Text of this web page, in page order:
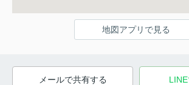
地図アプリで見る
メールで共有する